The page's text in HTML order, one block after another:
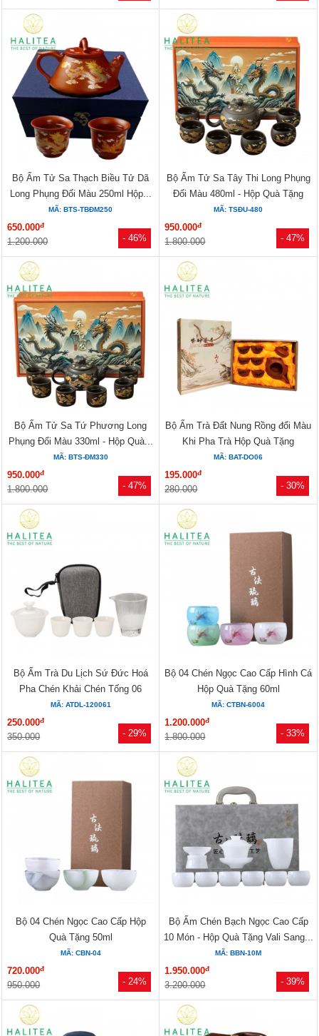
- 46%
Bộ Ấm Tử Sa Thạch Biều Tử Dã
Long Phụng Đổi Màu 250ml Hộp...
MÃ: BTS-TBĐM250
650.000đ
1.200.000 - 47%
Bộ Ấm Tử Sa Tây Thi Long Phụng
Đổi Màu 480ml - Hộp Quà Tặng
MÃ: TSĐU-480
950.000đ
1.800.000
- 47%
Bộ Ấm Tử Sa Tứ Phương Long
Phụng Đổi Màu 330ml - Hộp Quà...
MÃ: BTS-ĐM330
950.000đ
1.800.000 - 30%
Bộ Ấm Trà Đất Nung Rồng đổi Màu
Khi Pha Trà Hộp Quà Tặng
MÃ: BAT-DO06
195.000đ
280.000
- 29%
Bộ Ấm Trà Du Lịch Sứ Đức Hoá
Pha Chén Khải Chén Tống 06
Món...
MÃ: ATDL-120061
250.000đ
350.000 - 33%
Bộ 04 Chén Ngọc Cao Cấp Hình Cá
Hộp Quà Tặng 60ml
MÃ: CTBN-6004
1.200.000đ
1.800.000
- 24%
Bộ 04 Chén Ngọc Cao Cấp Hộp
Quà Tặng 50ml
MÃ: CBN-04
720.000đ
950.000 - 39%
Bộ Ấm Chén Bạch Ngọc Cao Cấp
10 Món - Hộp Quà Tặng Vali Sang...
MÃ: BBN-10M
1.950.000đ
3.200.000